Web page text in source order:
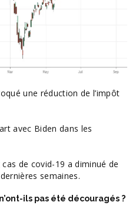
une réduction de l’impôt
avec Biden dans les
de covid-19 a diminué de
semaines.
ils pas été découragés ?